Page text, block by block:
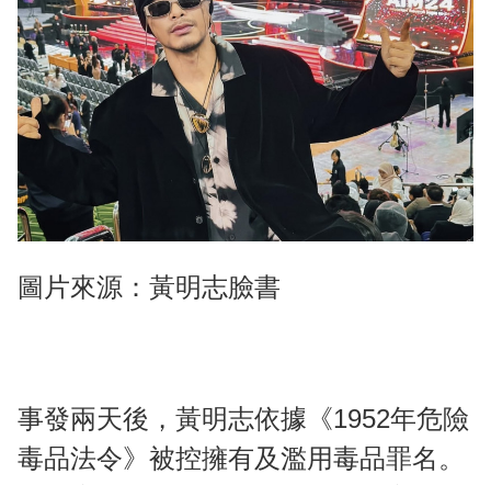
圖片來源：黃明志臉書
事發兩天後，黃明志依據《1952年危險
毒品法令》被控擁有及濫用毒品罪名。